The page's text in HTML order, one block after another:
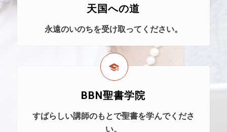
天国への道
永遠のいのちを受け取ってください。
BBN聖書学院
すばらしい講師のもとで聖書を学んでくださ
い。